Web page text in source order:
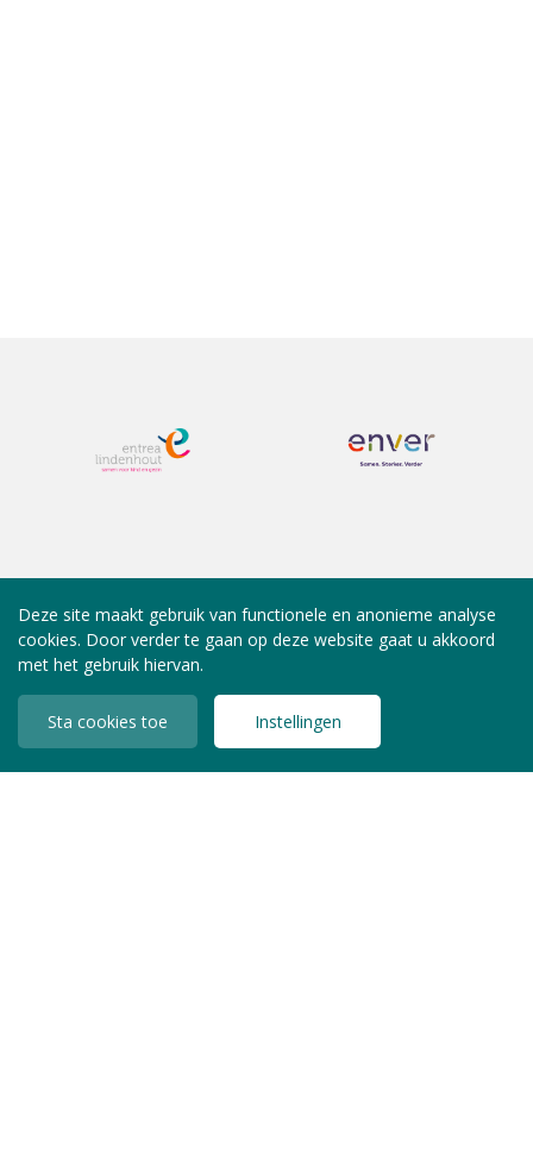
Deze site maakt gebruik van functionele en anonieme analyse
cookies. Door verder te gaan op deze website gaat u akkoord
met het gebruik hiervan.
Sta cookies toe Instellingen